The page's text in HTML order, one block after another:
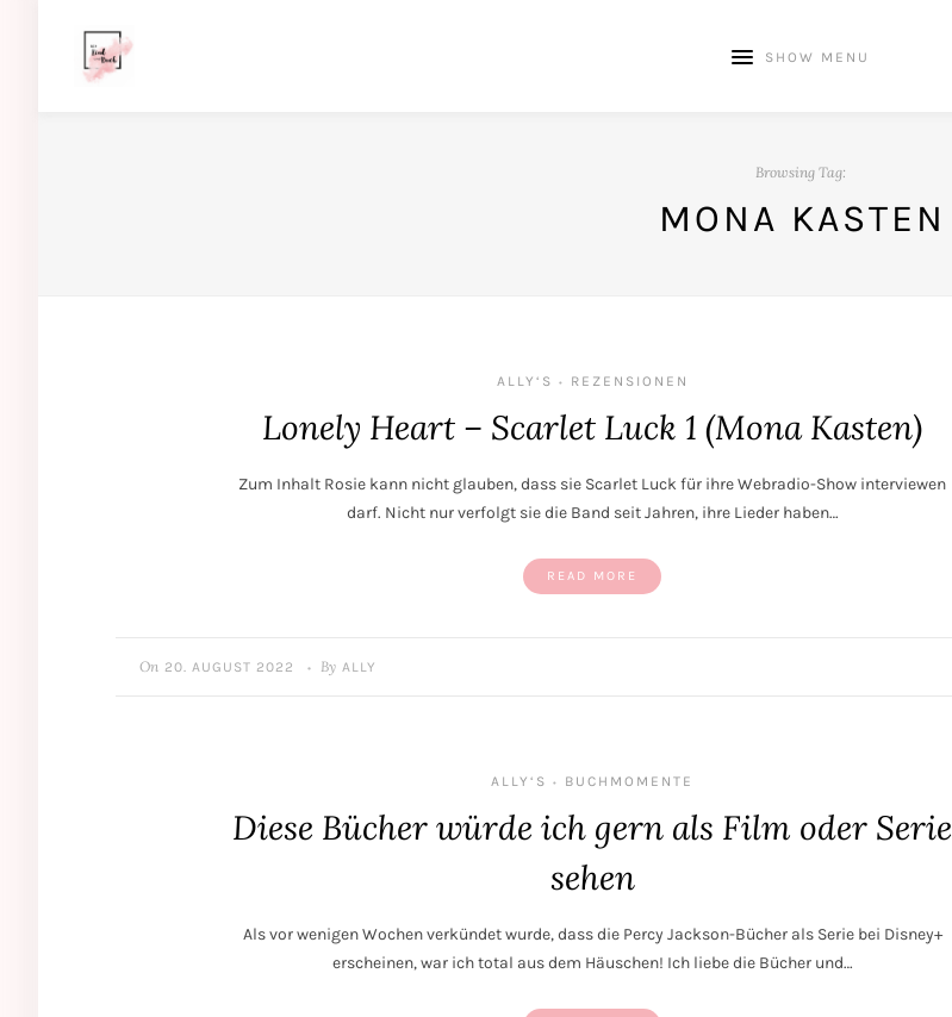
SHOW MENU
Browsing Tag:
MONA KASTEN
ALLY‘S • REZENSIONEN
Lonely Heart – Scarlet Luck 1 (Mona Kasten)
Zum Inhalt Rosie kann nicht glauben, dass sie Scarlet Luck für ihre Webradio-Show interviewen
darf. Nicht nur verfolgt sie die Band seit Jahren, ihre Lieder haben…
READ MORE
On 20. AUGUST 2022 • By ALLY
ALLY‘S • BUCHMOMENTE
Diese Bücher würde ich gern als Film oder Serie
sehen
Als vor wenigen Wochen verkündet wurde, dass die Percy Jackson-Bücher als Serie bei Disney+
erscheinen, war ich total aus dem Häuschen! Ich liebe die Bücher und…